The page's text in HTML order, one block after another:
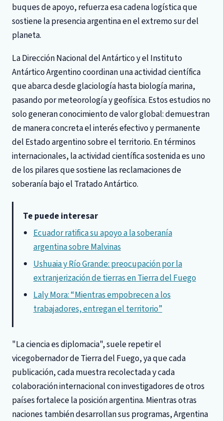
buques de apoyo, refuerza esa cadena logística que
sostiene la presencia argentina en el extremo sur del
planeta.
La Dirección Nacional del Antártico y el Instituto
Antártico Argentino coordinan una actividad científica
que abarca desde glaciología hasta biología marina,
pasando por meteorología y geofísica. Estos estudios no
solo generan conocimiento de valor global: demuestran
de manera concreta el interés efectivo y permanente
del Estado argentino sobre el territorio. En términos
internacionales, la actividad científica sostenida es uno
de los pilares que sostiene las reclamaciones de
soberanía bajo el Tratado Antártico.
Te puede interesar
Ecuador ratifica su apoyo a la soberanía
argentina sobre Malvinas
Ushuaia y Río Grande: preocupación por la
extranjerización de tierras en Tierra del Fuego
Laly Mora: “Mientras empobrecen a los
trabajadores, entregan el territorio”
"La ciencia es diplomacia", suele repetir el
vicegobernador de Tierra del Fuego, ya que cada
publicación, cada muestra recolectada y cada
colaboración internacional con investigadores de otros
países fortalece la posición argentina. Mientras otras
naciones también desarrollan sus programas, Argentina